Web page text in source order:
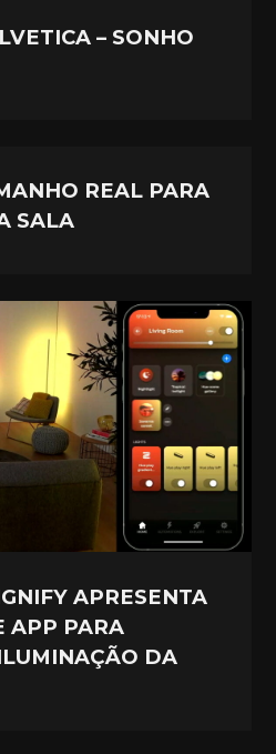
– SONHO
REAL PARA
SALA
APRESENTA
APP PARA
DA